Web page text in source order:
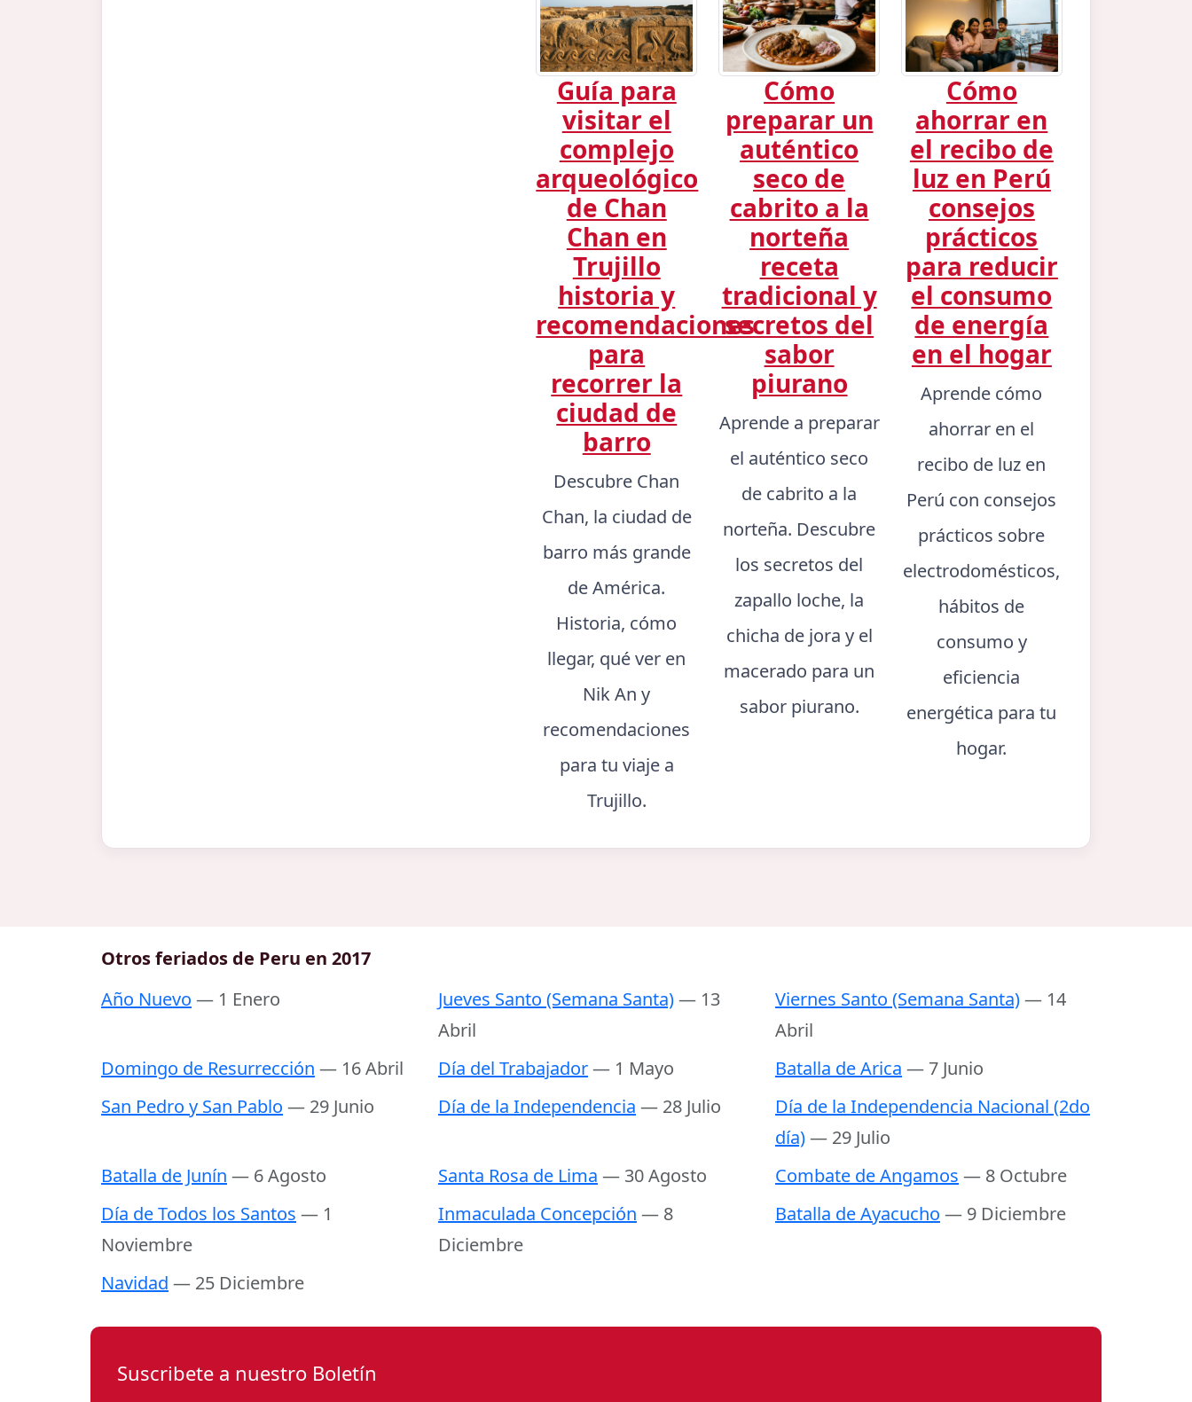
Guía para
visitar el
complejo
arqueológico
de Chan
Chan en
Trujillo
historia y
recomendaciones
para
recorrer la
ciudad de
barro
Descubre Chan
Chan, la ciudad de
barro más grande
de América.
Historia, cómo
llegar, qué ver en
Nik An y
recomendaciones
para tu viaje a
Trujillo.
Cómo
preparar un
auténtico
seco de
cabrito a la
norteña
receta
tradicional y
secretos del
sabor
piurano
Aprende a preparar
el auténtico seco
de cabrito a la
norteña. Descubre
los secretos del
zapallo loche, la
chicha de jora y el
macerado para un
sabor piurano.
Cómo
ahorrar en
el recibo de
luz en Perú
consejos
prácticos
para reducir
el consumo
de energía
en el hogar
Aprende cómo
ahorrar en el
recibo de luz en
Perú con consejos
prácticos sobre
electrodomésticos,
hábitos de
consumo y
eficiencia
energética para tu
hogar.
Otros feriados de Peru en 2017
Año Nuevo — 1 Enero Jueves Santo (Semana Santa)— 13
Abril
Viernes Santo (Semana Santa)— 14
Abril
Domingo de Resurrección — 16 Abril Día del Trabajador— 1 Mayo Batalla de Arica — 7 Junio
San Pedro y San Pablo — 29 Junio Día de la Independencia — 28 Julio
Día de la Independencia Nacional (2do
día)— 29 Julio
Batalla de Junín — 6 Agosto Santa Rosa de Lima — 30 Agosto Combate de Angamos — 8 Octubre
Día de Todos los Santos — 1
Noviembre
Inmaculada Concepción — 8
Diciembre
Batalla de Ayacucho — 9 Diciembre
Navidad — 25 Diciembre
Suscribete a nuestro Boletín